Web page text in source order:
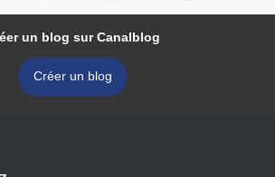
un blog sur Canalblog
Créer un blog